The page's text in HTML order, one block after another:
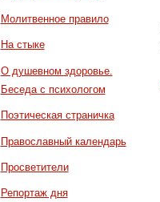
Молитвенное правило
На стыке
О душевном здоровье.
Беседа с психологом
Поэтическая страничка
Православный календарь
Просветители
Репортаж дня